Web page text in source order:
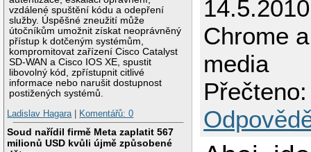
vzdálené spuštění kódu a odepření
služby. Úspěšné zneužití může
útočníkům umožnit získat neoprávněný
přístup k dotčeným systémům,
kompromitovat zařízení Cisco Catalyst
SD-WAN a Cisco IOS XE, spustit
libovolný kód, zpřístupnit citlivé
informace nebo narušit dostupnost
postižených systémů.
Ladislav Hagara| Komentářů: 0
Soud nařídil firmě Meta zaplatit 567
milionů USD kvůli újmě způsobené
Chrome
media